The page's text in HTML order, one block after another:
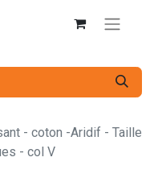
- coton -Aridif - Taille
- col V